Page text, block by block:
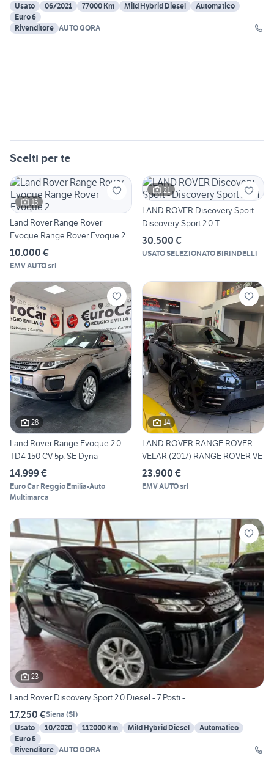
Usato
06/2021 77000 Km Mild Hybrid Diesel
Automatico
Euro 6
Rivenditore AUTO GORA
Scelti per te
15
Land Rover Range Rover
Evoque Range Rover Evoque 2
10.000 €
EMV AUTO srl
21
LAND ROVER Discovery Sport -
Discovery Sport 2.0 T
30.500 €
USATO SELEZIONATO BIRINDELLI
28
Land Rover Range Evoque 2.0
TD4 150 CV 5p. SE Dyna
14.999 €
Euro Car Reggio Emilia-Auto
Multimarca
14
LAND ROVER RANGE ROVER
VELAR (2017) RANGE ROVER VE
23.900 €
EMV AUTO srl
23
Land Rover Discovery Sport 2.0 Diesel - 7 Posti -
17.250 €Siena (SI)
Usato
10/2020 112000 Km Mild Hybrid Diesel
Automatico
Euro 6
Rivenditore AUTO GORA